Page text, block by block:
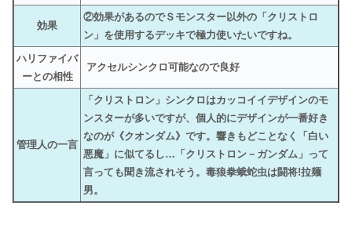
効果
②効果があるのでＳモンスター以外の「クリストロ
ン」を使用するデッキで極力使いたいですね。
ハリファイバ
ーとの相性
アクセルシンクロ可能なので良好
管理人の一言
「クリストロン」シンクロはカッコイイデザインのモ
ンスターが多いですが、個人的にデザインが一番好き
なのが《クオンダム》です。響きもどことなく「白い
悪魔」に似てるし…「クリストロン－ガンダム」って
言っても聞き流されそう。毒狼拳蛾蛇虫は闘将!拉麺
男。